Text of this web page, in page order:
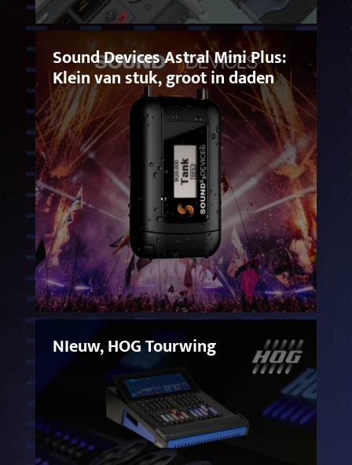
Sound Devices Astral Mini Plus:
Klein van stuk, groot in daden
NIeuw, HOG Tourwing